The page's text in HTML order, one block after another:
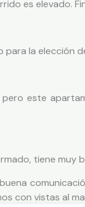
es elevado.
para la elección
pero este
tiene muy
con vistas al